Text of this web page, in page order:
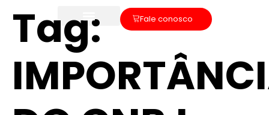
Fale conosco
Tag: